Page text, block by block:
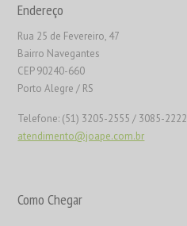
Endereço
Rua 25 de Fevereiro, 47
Bairro Navegantes
CEP 90240-660
Porto Alegre / RS
Telefone: (51) 3205-2555 / 3085-2222
atendimento@joape.com.br
Como Chegar